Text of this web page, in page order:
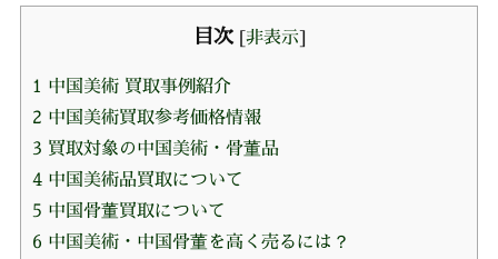
目次 [非表示]
1 中国美術 買取事例紹介
2 中国美術買取参考価格情報
3 買取対象の中国美術・骨董品
4 中国美術品買取について
5 中国骨董買取について
6 中国美術・中国骨董を高く売るには？